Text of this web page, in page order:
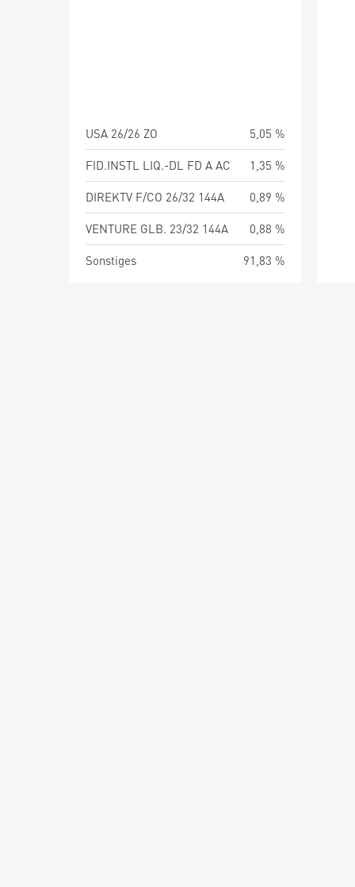
USA 26/26 ZO
5,05 %
FID.INSTL LIQ.-DL FD A AC
1,35 %
DIREKTV F/CO 26/32 144A
0,89 %
VENTURE GLB. 23/32 144A
0,88 %
Sonstiges
91,83 %